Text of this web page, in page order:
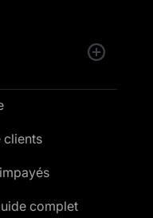
clients
complet